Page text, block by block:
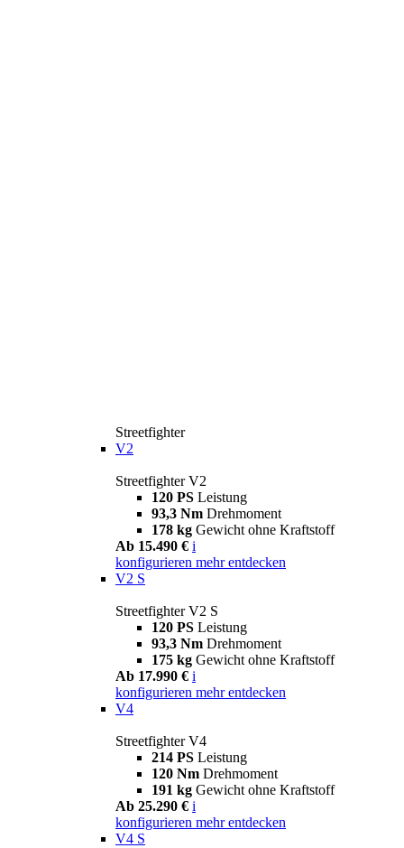
Streetfighter
V2
Streetfighter V2
120 PS Leistung
93,3 Nm Drehmoment
178 kg Gewicht ohne Kraftstoff
Ab 15.490 € i
konfigurieren mehr entdecken
V2 S
Streetfighter V2 S
120 PS Leistung
93,3 Nm Drehmoment
175 kg Gewicht ohne Kraftstoff
Ab 17.990 € i
konfigurieren mehr entdecken
V4
Streetfighter V4
214 PS Leistung
120 Nm Drehmoment
191 kg Gewicht ohne Kraftstoff
Ab 25.290 € i
konfigurieren mehr entdecken
V4 S